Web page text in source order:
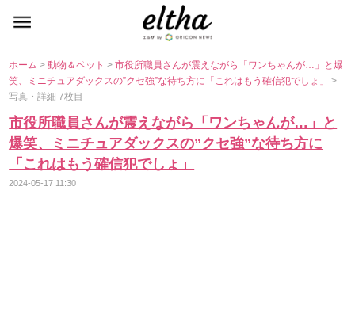
ホーム>動物＆ペット>市役所職員さんが震えながら「ワンちゃんが…」と爆
笑、ミニチュアダックスの”クセ強”な待ち方に「これはもう確信犯でしょ」>
写真・詳細 7枚目
市役所職員さんが震えながら「ワンちゃんが…」と
爆笑、ミニチュアダックスの”クセ強”な待ち方に
「これはもう確信犯でしょ」
2024-05-17 11:30